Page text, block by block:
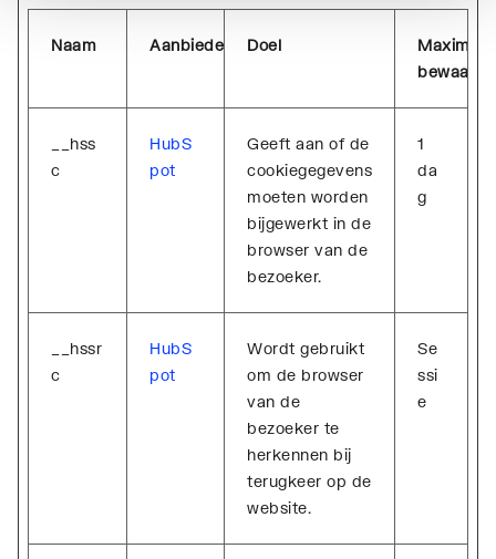
Naam Aanbieder Doel
Maximale
__hss
c
HubS
pot
Geeft aan of de
cookiegegevens
moeten worden
bijgewerkt in de
browser van de
bezoeker.
1
da
g
__hssr
c
HubS
pot
Wordt gebruikt
om de browser
van de
bezoeker te
herkennen bij
terugkeer op de
website.
Se
ssi
e